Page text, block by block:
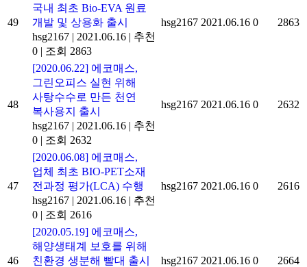
49
국내 최초 Bio-EVA 원료
개발 및 상용화 출시
hsg2167 | 2021.06.16 | 추천
0 | 조회 2863
hsg2167 2021.06.16 0 2863
48
[2020.06.22] 에코매스,
그린오피스 실현 위해
사탕수수로 만든 천연
복사용지 출시
hsg2167 | 2021.06.16 | 추천
0 | 조회 2632
hsg2167 2021.06.16 0 2632
47
[2020.06.08] 에코매스,
업체 최초 BIO-PET소재
전과정 평가(LCA) 수행
hsg2167 | 2021.06.16 | 추천
0 | 조회 2616
hsg2167 2021.06.16 0 2616
46
[2020.05.19] 에코매스,
해양생태계 보호를 위해
친환경 생분해 빨대 출시
hsg2167 2021.06.16 0 2664